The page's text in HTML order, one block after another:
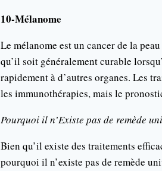
10-Mélanome
Le mélanome est un cancer de la
qu’il soit généralement curable
rapidement à d’autres organes. Les
les immunothérapies, mais le
Pourquoi il n’Existe pas de remède
Bien qu’il existe des traitements
pourquoi il n’existe pas de remède